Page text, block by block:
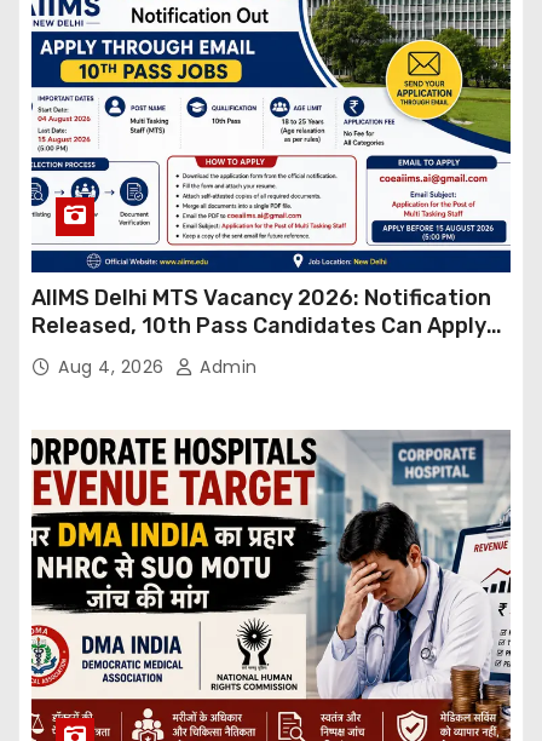
AIIMS Delhi MTS Vacancy 2026: Notification
Released, 10th Pass Candidates Can Apply
Through Email
Aug 4, 2026 Admin